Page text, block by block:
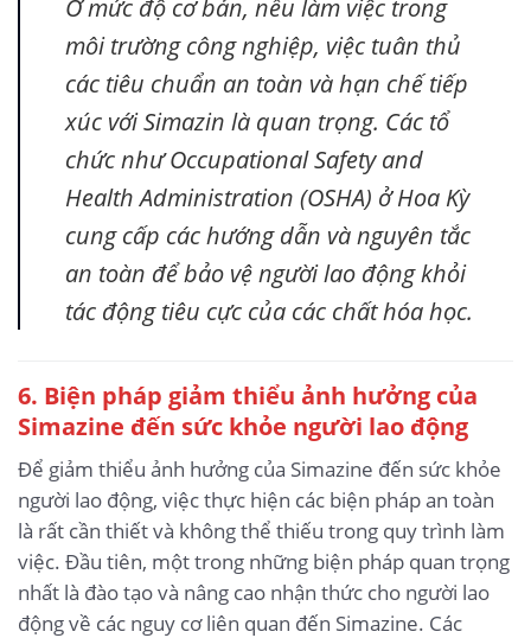
Ở mức độ cơ bản, nếu làm việc trong
môi trường công nghiệp, việc tuân thủ
các tiêu chuẩn an toàn và hạn chế tiếp
xúc với Simazin là quan trọng. Các tổ
chức như Occupational Safety and
Health Administration (OSHA) ở Hoa Kỳ
cung cấp các hướng dẫn và nguyên tắc
an toàn để bảo vệ người lao động khỏi
tác động tiêu cực của các chất hóa học.
6. Biện pháp giảm thiểu ảnh hưởng của
Simazine đến sức khỏe người lao động
Để giảm thiểu ảnh hưởng của Simazine đến sức khỏe
người lao động, việc thực hiện các biện pháp an toàn
là rất cần thiết và không thể thiếu trong quy trình làm
việc. Đầu tiên, một trong những biện pháp quan trọng
nhất là đào tạo và nâng cao nhận thức cho người lao
động về các nguy cơ liên quan đến Simazine. Các